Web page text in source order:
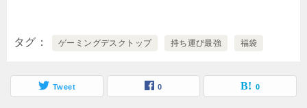
タグ ゲーミングデスクトップ 持ち運び最強 福袋
Tweet 0 0